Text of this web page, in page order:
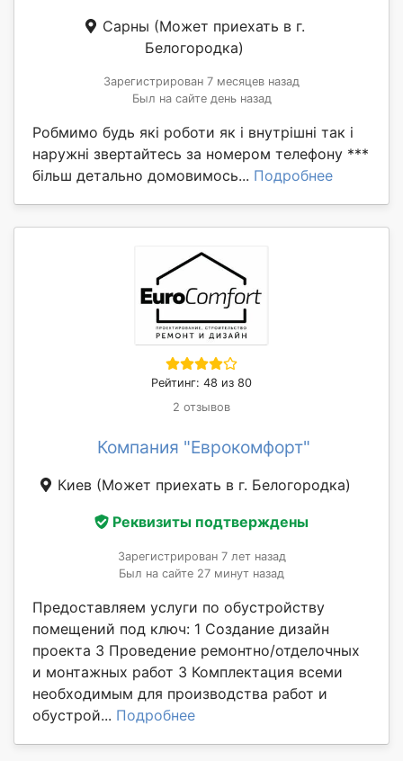
Сарны (Может приехать в г.
Белогородка)
Зарегистрирован 7 месяцев назад
Был на сайте день назад
Робмимо будь які роботи як і внутрішні так і
наружні звертайтесь за номером телефону ***
більш детально домовимось... Подробнее
Рейтинг: 48 из 80
2 отзывов
Компания "Еврокомфорт"
Киев (Может приехать в г. Белогородка)
Реквизиты подтверждены
Зарегистрирован 7 лет назад
Был на сайте 27 минут назад
Предоставляем услуги по обустройству
помещений под ключ: 1 Создание дизайн
проекта 3 Проведение ремонтно/отделочных
и монтажных работ 3 Комплектация всеми
необходимым для производства работ и
обустрой... Подробнее